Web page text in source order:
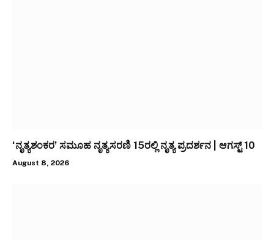
‘ನೃತ್ಯಶಂಕರ’ ಸಮೂಹ ನೃತ್ಯಸರಣಿ 15ರಲ್ಲಿ ನೃತ್ಯ ಪ್ರದರ್ಶನ | ಆಗಸ್ಟ್ 10
August 8, 2026